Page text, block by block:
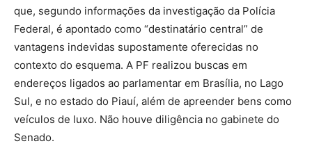
que, segundo informações da investigação da Polícia
Federal, é apontado como “destinatário central” de
vantagens indevidas supostamente oferecidas no
contexto do esquema. A PF realizou buscas em
endereços ligados ao parlamentar em Brasília, no Lago
Sul, e no estado do Piauí, além de apreender bens como
veículos de luxo. Não houve diligência no gabinete do
Senado.